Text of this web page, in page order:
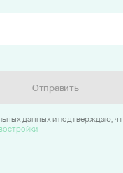
Отправить
данных и подтверждаю,